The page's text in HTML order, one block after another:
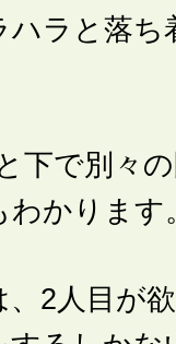
ラと落ち
下で別々
わかります
、2人目が